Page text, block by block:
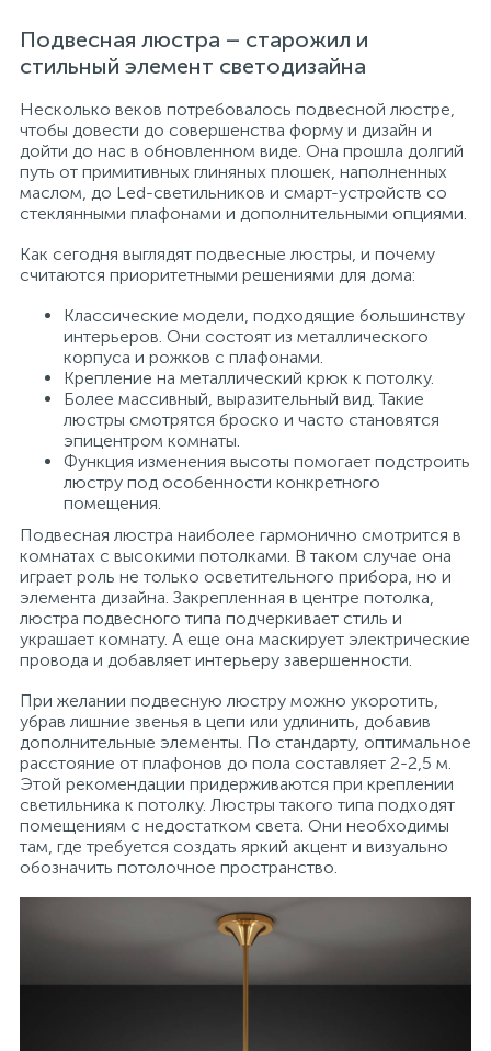
Подвесная люстра – старожил и
стильный элемент светодизайна
Несколько веков потребовалось подвесной люстре,
чтобы довести до совершенства форму и дизайн и
дойти до нас в обновленном виде. Она прошла долгий
путь от примитивных глиняных плошек, наполненных
маслом, до Led-светильников и смарт-устройств со
стеклянными плафонами и дополнительными опциями.
Как сегодня выглядят подвесные люстры, и почему
считаются приоритетными решениями для дома:
Классические модели, подходящие большинству
интерьеров. Они состоят из металлического
корпуса и рожков с плафонами.
Крепление на металлический крюк к потолку.
Более массивный, выразительный вид. Такие
люстры смотрятся броско и часто становятся
эпицентром комнаты.
Функция изменения высоты помогает подстроить
люстру под особенности конкретного
помещения.
Подвесная люстра наиболее гармонично смотрится в
комнатах с высокими потолками. В таком случае она
играет роль не только осветительного прибора, но и
элемента дизайна. Закрепленная в центре потолка,
люстра подвесного типа подчеркивает стиль и
украшает комнату. А еще она маскирует электрические
провода и добавляет интерьеру завершенности.
При желании подвесную люстру можно укоротить,
убрав лишние звенья в цепи или удлинить, добавив
дополнительные элементы. По стандарту, оптимальное
расстояние от плафонов до пола составляет 2-2,5 м.
Этой рекомендации придерживаются при креплении
светильника к потолку. Люстры такого типа подходят
помещениям с недостатком света. Они необходимы
там, где требуется создать яркий акцент и визуально
обозначить потолочное пространство.